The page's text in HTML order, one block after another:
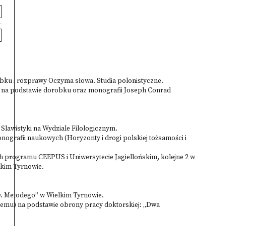
i rozprawy Oczyma słowa. Studia polonistyczne.
podstawie dorobku oraz monografii Joseph Conrad
na Wydziale Filologicznym.
naukowych (Horyzonty i drogi polskiej tożsamości i
programu CEEPUS i Uniwersytecie Jagiellońskim, kolejne 2 w
Tyrnowie.
Metodego” w Wielkim Tyrnowie.
na podstawie obrony pracy doktorskiej: „Dwa